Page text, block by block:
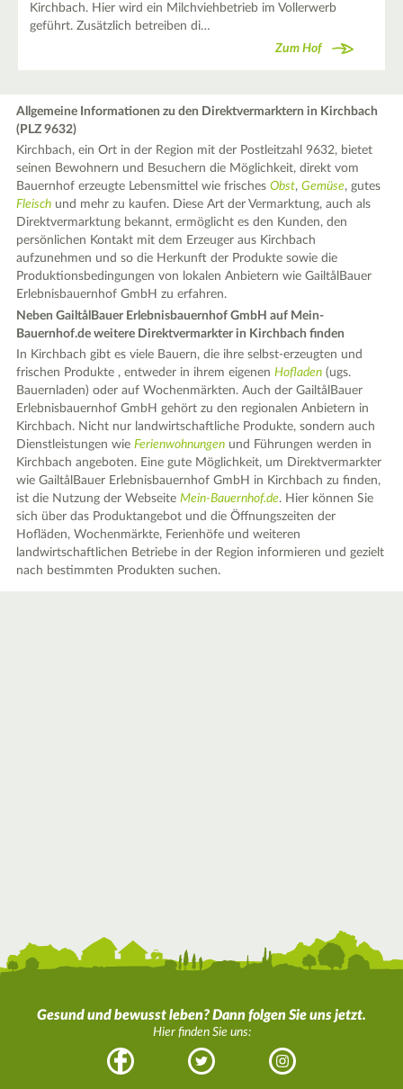
Kirchbach. Hier wird ein Milchviehbetrieb im Vollerwerb
geführt. Zusätzlich betreiben di…
Zum Hof
Allgemeine Informationen zu den Direktvermarktern in Kirchbach
(PLZ 9632)
Kirchbach, ein Ort in der Region mit der Postleitzahl 9632, bietet
seinen Bewohnern und Besuchern die Möglichkeit, direkt vom
Bauernhof erzeugte Lebensmittel wie frischesObst,Gemüse, gutes
Fleisch und mehr zu kaufen. Diese Art der Vermarktung, auch als
Direktvermarktung bekannt, ermöglicht es den Kunden, den
persönlichen Kontakt mit dem Erzeuger aus Kirchbach
aufzunehmen und so die Herkunft der Produkte sowie die
Produktionsbedingungen von lokalen Anbietern wie GailtålBauer
Erlebnisbauernhof GmbH zu erfahren.
Neben GailtålBauer Erlebnisbauernhof GmbH auf Mein-
Bauernhof.de weitere Direktvermarkter in Kirchbach finden
In Kirchbach gibt es viele Bauern, die ihre selbst-erzeugten und
frischen Produkte , entweder in ihrem eigenenHofladen (ugs.
Bauernladen) oder auf Wochenmärkten. Auch der GailtålBauer
Erlebnisbauernhof GmbH gehört zu den regionalen Anbietern in
Kirchbach. Nicht nur landwirtschaftliche Produkte, sondern auch
Dienstleistungen wieFerienwohnungen und Führungen werden in
Kirchbach angeboten. Eine gute Möglichkeit, um Direktvermarkter
wie GailtålBauer Erlebnisbauernhof GmbH in Kirchbach zu finden,
ist die Nutzung der WebseiteMein-Bauernhof.de. Hier können Sie
sich über das Produktangebot und die Öffnungszeiten der
Hofläden, Wochenmärkte, Ferienhöfe und weiteren
landwirtschaftlichen Betriebe in der Region informieren und gezielt
nach bestimmten Produkten suchen.
Gesund und bewusst leben? Dann folgen Sie uns jetzt.
Hier finden Sie uns:
Facebook Twitter Instagram